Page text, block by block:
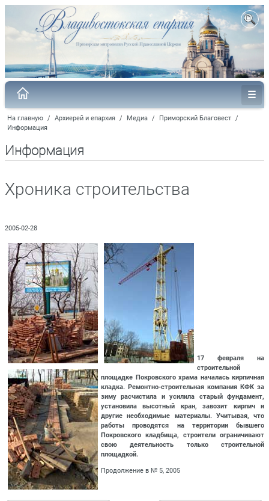
На главную / Архиерей и епархия / Медиа / Приморский Благовест /
Информация
Информация
Хроника строительства
2005-02-28
17 февраля на
строительной
площадке Покровского храма началась кирпичная
кладка. Ремонтно-строительная компания КФК за
зиму расчистила и усилила старый фундамент,
установила высотный кран, завозит кирпич и
другие необходимые материалы. Учитывая, что
работы проводятся на территории бывшего
Покровского кладбища, строители ограничивают
свою деятельность только строительной
площадкой.
Продолжение в № 5, 2005